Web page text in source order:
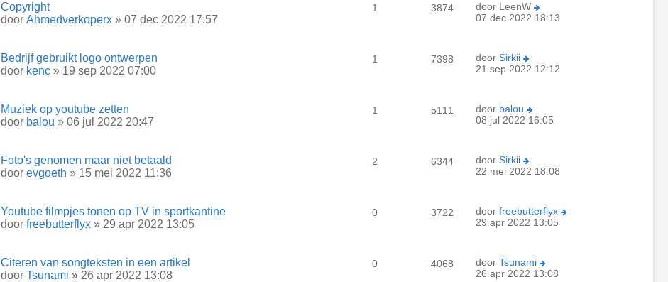
Copyright
door Ahmedverkoperx » 07 dec 2022 17:57
1 3874 door LeenW
07 dec 2022 18:13
Bedrijf gebruikt logo ontwerpen
door kenc » 19 sep 2022 07:00
1 7398 door Sirkii
21 sep 2022 12:12
Muziek op youtube zetten
door balou » 06 jul 2022 20:47
1 5111 door balou
08 jul 2022 16:05
Foto's genomen maar niet betaald
door evgoeth » 15 mei 2022 11:36
2 6344 door Sirkii
22 mei 2022 18:08
Youtube filmpjes tonen op TV in sportkantine
door freebutterflyx » 29 apr 2022 13:05
0 3722 door freebutterflyx
29 apr 2022 13:05
Citeren van songteksten in een artikel
door Tsunami » 26 apr 2022 13:08
0 4068 door Tsunami
26 apr 2022 13:08